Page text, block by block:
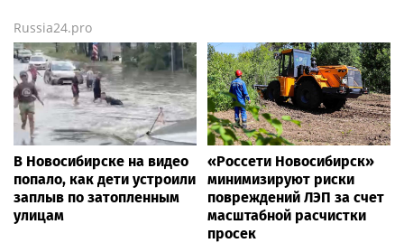
Russia24.pro
В Новосибирске на видео
попало, как дети устроили
заплыв по затопленным
улицам
«Россети Новосибирск»
минимизируют риски
повреждений ЛЭП за счет
масштабной расчистки
просек